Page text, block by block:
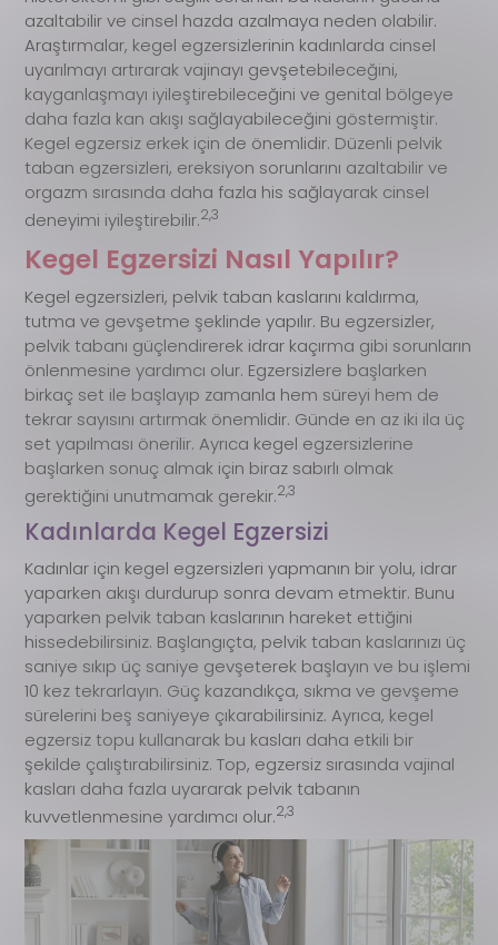
azaltabilir ve cinsel hazda azalmaya neden olabilir.
Araştırmalar, kegel egzersizlerinin kadınlarda cinsel
uyarılmayı artırarak vajinayı gevşetebileceğini,
kayganlaşmayı iyileştirebileceğini ve genital bölgeye
daha fazla kan akışı sağlayabileceğini göstermiştir.
Kegel egzersiz erkek için de önemlidir. Düzenli pelvik
taban egzersizleri, ereksiyon sorunlarını azaltabilir ve
orgazm sırasında daha fazla his sağlayarak cinsel
deneyimi iyileştirebilir.2,3
Kegel Egzersizi Nasıl Yapılır?
Kegel egzersizleri, pelvik taban kaslarını kaldırma,
tutma ve gevşetme şeklinde yapılır. Bu egzersizler,
pelvik tabanı güçlendirerek idrar kaçırma gibi sorunların
önlenmesine yardımcı olur. Egzersizlere başlarken
birkaç set ile başlayıp zamanla hem süreyi hem de
tekrar sayısını artırmak önemlidir. Günde en az iki ila üç
set yapılması önerilir. Ayrıca kegel egzersizlerine
başlarken sonuç almak için biraz sabırlı olmak
gerektiğini unutmamak gerekir.2,3
Kadınlarda Kegel Egzersizi
Kadınlar için kegel egzersizleri yapmanın bir yolu, idrar
yaparken akışı durdurup sonra devam etmektir. Bunu
yaparken pelvik taban kaslarının hareket ettiğini
hissedebilirsiniz. Başlangıçta, pelvik taban kaslarınızı üç
saniye sıkıp üç saniye gevşeterek başlayın ve bu işlemi
10 kez tekrarlayın. Güç kazandıkça, sıkma ve gevşeme
sürelerini beş saniyeye çıkarabilirsiniz. Ayrıca, kegel
egzersiz topu kullanarak bu kasları daha etkili bir
şekilde çalıştırabilirsiniz. Top, egzersiz sırasında vajinal
kasları daha fazla uyararak pelvik tabanın
kuvvetlenmesine yardımcı olur.2,3